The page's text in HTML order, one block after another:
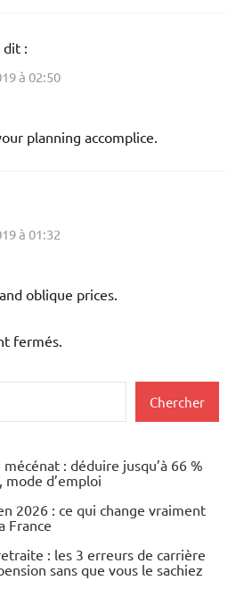
dit :
à 02:50
planning accomplice.
à 01:32
oblique prices.
fermés.
Chercher
: déduire jusqu’à 66 %
mode d’emploi
2026 : ce qui change vraiment
France
: les 3 erreurs de carrière
sans que vous le sachiez